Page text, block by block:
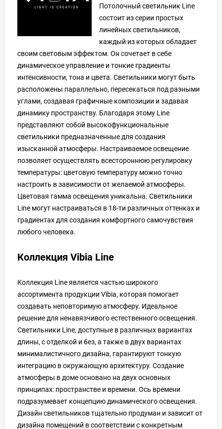
Потолочный светильник Line
состоит из серии простых
линейных светильников,
каждый из которых обладает
своим световым эффектом. Он сочетает в себе
динамическое управление и тонкие градиенты
интенсивности, тона и цвета. Светильники могут быть
расположены параллельно, пересекаться под разными
углами, создавая графичные композиции и задавая
динамику пространству. Благодаря этому Line
представляют собой высокофункциональные
светильники предназначенные для создания
изысканной атмосферы. Настраиваемое освещение
позволяет осуществлять всестороннюю регулировку
температуры: цветовую температуру можно точно
настроить в зависимости от желаемой атмосферы.
Цветовая гамма освещения уникальна. Светильники
Line могут настраиваться в 18-ти различных оттенках и
градиентах для создания комфортного самочувствия
любого человека.
Коллекция Vibia Line
Коллекция Line является частью широкого
ассортимента продукции Vibia, которая помогает
создавать неповторимую атмосферу. Идеальное
решение для ненавязчивого естественного освещения.
Светильники Line, доступные в различных вариантах
длины, с отделкой и без, а также в двух вариантах
минималистичного дизайна, гарантируют тонкую
интеграцию в окружающую архитектуру. Создание
атмосферы в доме основано на двух основных
принципах: пространстве и времени. Ось времени
подразумевает концепцию динамического освещения.
Дизайн светильников тщательно продуман и зависит от
дизайна помещений в соответствии с конкретным